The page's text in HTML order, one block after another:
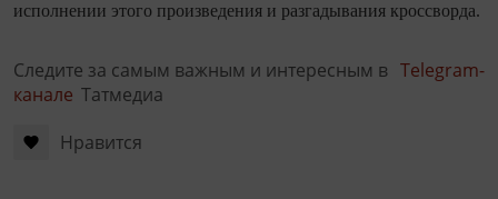
исполнении этого произведения и разгадывания кроссворда.
Следите за самым важным и интересным в Telegram-
канале Татмедиа
Нравится